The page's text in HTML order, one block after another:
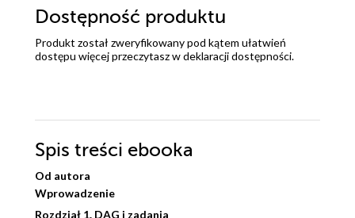
Dostępność produktu
Produkt został zweryfikowany pod kątem ułatwień
dostępu więcej przeczytasz wdeklaracji dostępności.
Spis treści ebooka
Od autora
Wprowadzenie
Rozdział 1. DAG i zadania